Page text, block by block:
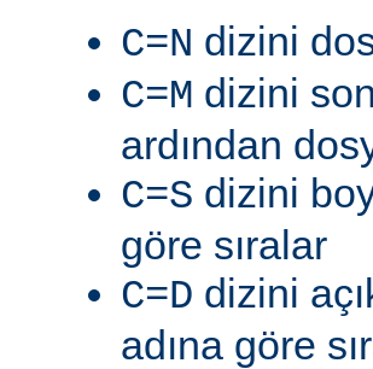
C=N dizini
C=M dizini
ardından
C=S dizini
göre sıralar
C=D dizini
adına göre